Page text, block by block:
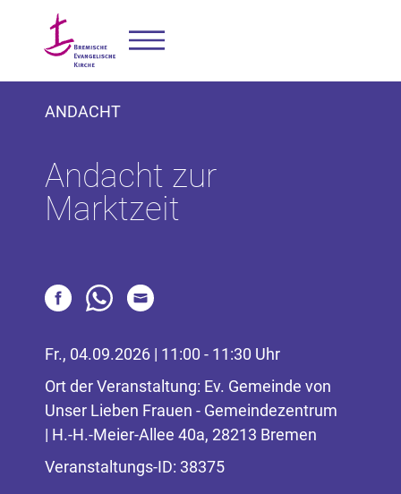
ANDACHT
Andacht zur
Marktzeit
Fr., 04.09.2026 | 11:00 - 11:30 Uhr
Ort der Veranstaltung: Ev. Gemeinde von
Unser Lieben Frauen - Gemeindezentrum
| H.-H.-Meier-Allee 40a, 28213 Bremen
Veranstaltungs-ID: 38375